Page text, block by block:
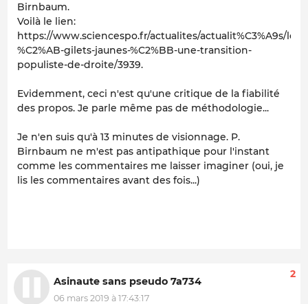
Birnbaum.
Voilà le lien:
https://www.sciencespo.fr/actualites/actualit%C3%A9s/les-
%C2%AB-gilets-jaunes-%C2%BB-une-transition-
populiste-de-droite/3939.
Evidemment, ceci n'est qu'une critique de la fiabilité
des propos. Je parle même pas de méthodologie...
Je n'en suis qu'à 13 minutes de visionnage. P.
Birnbaum ne m'est pas antipathique pour l'instant
comme les commentaires me laisser imaginer (oui, je
lis les commentaires avant des fois...)
Asinaute sans pseudo 7a734
06 mars 2019 à 17:43:17
2